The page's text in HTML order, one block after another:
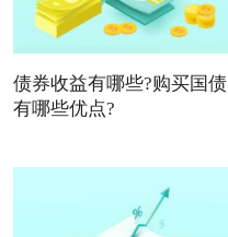
债券收益有哪些?购买国债
有哪些优点?